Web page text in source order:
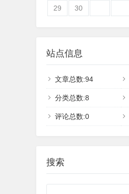
29 30
站点信息
文章总数:94
分类总数:8
评论总数:0
搜索